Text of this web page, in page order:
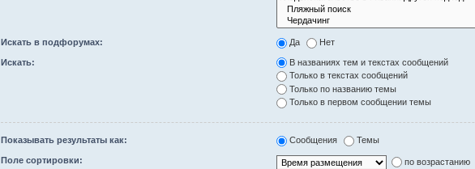
Искать в подфорумах: Да Нет
Искать:
В названиях тем и текстах сообщений
Только в текстах сообщений
Только по названию темы
Только в первом сообщении темы
Показывать результаты как: Сообщения Темы
Поле сортировки: по возрастанию